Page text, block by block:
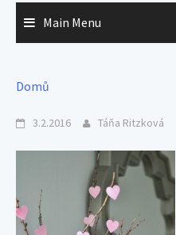
Main Menu
Domů
3.2.2016 Táňa Ritzková